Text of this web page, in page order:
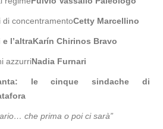
di concentramentoCetty Marcellino
l’altraKarín Chirinos Bravo
azzurriNadia Furnari
le cinque sindache di
che prima o poi ci sarà”